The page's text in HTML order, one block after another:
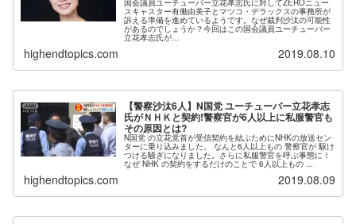
国会議員ユーチューバー立花孝志氏に対してZEROニュー
スキャスター有働由美子とマツコ・デラックスの事務所が
訴える準備を進めているようです。なぜ裁判沙汰の可能性
があるのでしょうか？今回はこの国会議員ユーチューバー
立花孝志氏が...
highendtopics.com 2019.08.10
【警察沙汰6人】N国党 ユーチューバー立花孝志
氏がＮＨＫと契約!警察官が6人以上に私服警官も
その原因とは?
N国党 の立花党首が受信契約を結ぶためにNHKの放送セン
ターに乗り込みました。 なんと6人以上もの 警察官が 駆け
つける騒ぎになりました。さらに私服警官を呼ぶ事態に！
なぜ NHK の契約をするだけのことで 6人以上もの ...
highendtopics.com 2019.08.09